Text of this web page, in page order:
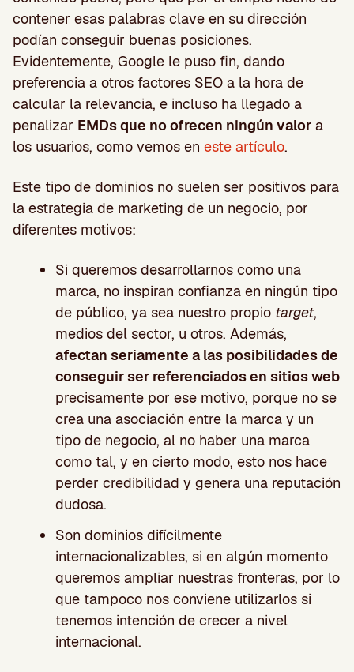
contener esas palabras clave en su dirección
podían conseguir buenas posiciones.
Evidentemente, Google le puso fin, dando
preferencia a otros factores SEO a la hora de
calcular la relevancia, e incluso ha llegado a
penalizar EMDs que no ofrecen ningún valor a
los usuarios, como vemos en este artículo.
Este tipo de dominios no suelen ser positivos para
la estrategia de marketing de un negocio, por
diferentes motivos:
Si queremos desarrollarnos como una
marca, no inspiran confianza en ningún tipo
de público, ya sea nuestro propio target,
medios del sector, u otros. Además,
afectan seriamente a las posibilidades de
conseguir ser referenciados en sitios web
precisamente por ese motivo, porque no se
crea una asociación entre la marca y un
tipo de negocio, al no haber una marca
como tal, y en cierto modo, esto nos hace
perder credibilidad y genera una reputación
dudosa.
Son dominios difícilmente
internacionalizables, si en algún momento
queremos ampliar nuestras fronteras, por lo
que tampoco nos conviene utilizarlos si
tenemos intención de crecer a nivel
internacional.